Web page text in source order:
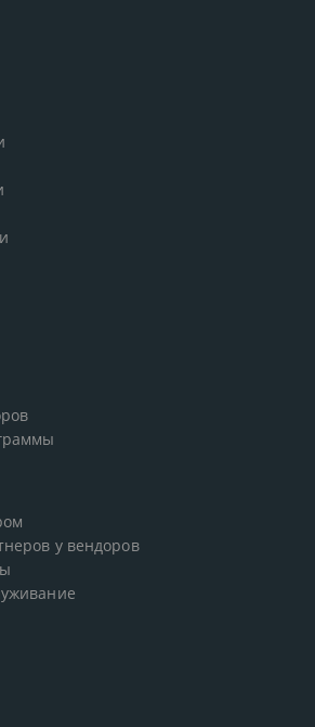
у вендоров